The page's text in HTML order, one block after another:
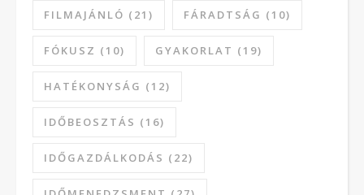
FILMAJÁNLÓ (21) FÁRADTSÁG (10)
FÓKUSZ (10) GYAKORLAT (19)
HATÉKONYSÁG (12)
IDŐBEOSZTÁS (16)
IDŐGAZDÁLKODÁS (22)